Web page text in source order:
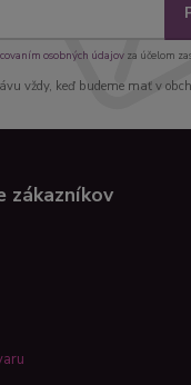
osobných údajov za účelom
vždy, keď budeme mať v
zákazníkov